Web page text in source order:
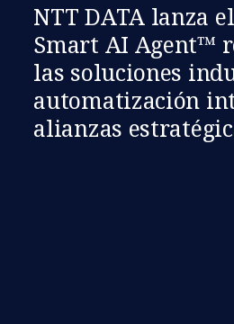
NTT DATA lanza
Smart AI Agent™
las soluciones
automatización
alianzas